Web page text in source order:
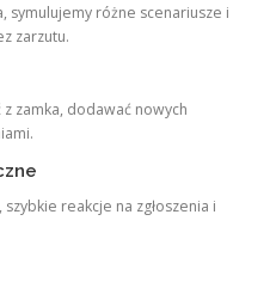
symulujemy różne scenariusze i
zarzutu.
zamka, dodawać nowych
reakcje na zgłoszenia i